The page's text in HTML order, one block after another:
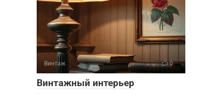
Винтаж 0
Винтажный интерьер